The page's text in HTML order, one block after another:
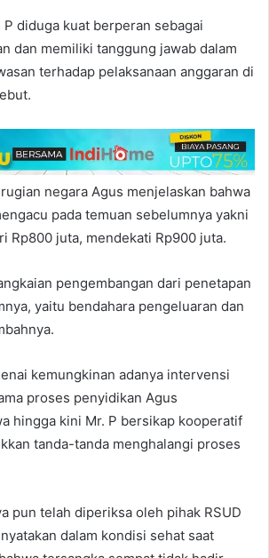
diduga kuat berperan sebagai
dan memiliki tanggung jawab dalam
terhadap pelaksanaan anggaran di
negara Agus menjelaskan bahwa
pada temuan sebelumnya yakni
Rp800 juta, mendekati Rp900 juta.
pengembangan dari penetapan
yaitu bendahara pengeluaran dan
kemungkinan adanya intervensi
proses penyidikan Agus
hingga kini Mr. P bersikap kooperatif
tanda-tanda menghalangi proses
pun telah diperiksa oleh pihak RSUD
dalam kondisi sehat saat